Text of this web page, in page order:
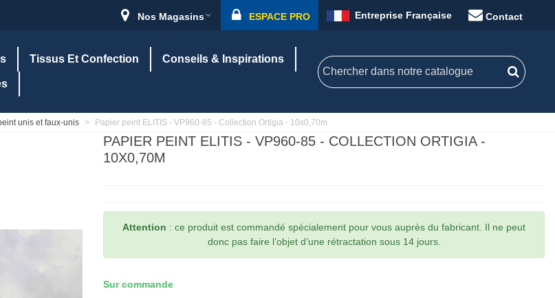
Nos Magasins ESPACE PRO Entreprise Française Contact
Tissus Et Confection Conseils & Inspirations
unis et faux-unis > Papier peint ELITIS - VP960-85 - Collection Ortigia - 10x0,70m
PAPIER PEINT ELITIS - VP960-85 - COLLECTION ORTIGIA -
10X0,70M
Attention : ce produit est commandé spécialement pour vous auprès du fabricant. Il ne peut
donc pas faire l’objet d’une rétractation sous 14 jours.
Sur commande